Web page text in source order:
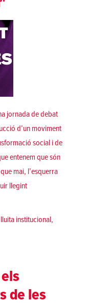
jornada de debat
d’un moviment
social i de
entenem que són
mai, l’esquerra
llegint«Els Països
lluita institucional,
de les